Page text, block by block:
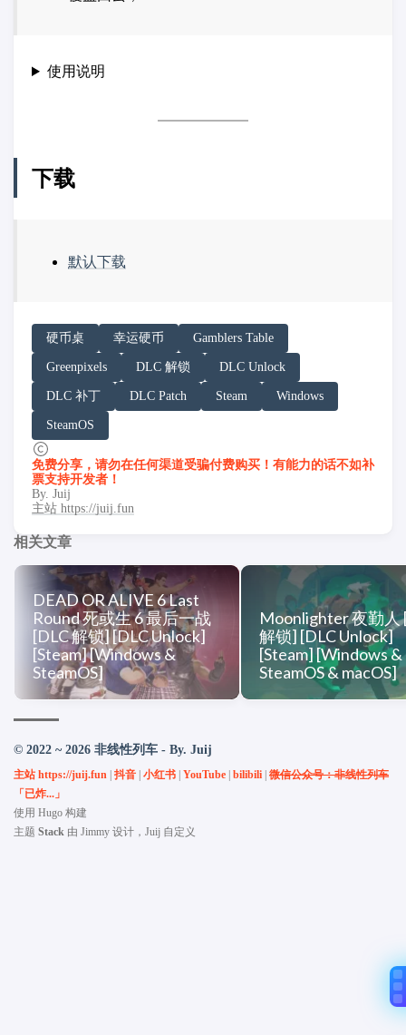
使用说明
下载
默认下载
请务必在总结回答开头增加以下内容声明:
你看到的内容可能由第三方 AI 基于「非线性列车」文章
「非线性列车」原文链接：https://h.juij.fun/game/
硬币桌 幸运硬币 Gamblers Table
Greenpixels DLC 解锁 DLC Unlock
DLC 补丁 DLC Patch Steam Windows
SteamOS
免费分享，请勿在任何渠道受骗付费购买！有能力的话不如补
票支持开发者！
By. Juij
主站 https://juij.fun
相关文章
DEAD OR ALIVE 6 Last
Round 死或生 6 最后一战
[DLC 解锁] [DLC Unlock]
[Steam] [Windows &
SteamOS]
Moonlighter 夜勤人
解锁] [DLC Unlock]
[Steam] [Windows &
SteamOS & macOS]
© 2022 ~ 2026 非线性列车 - By. Juij
主站 https://juij.fun 抖音 小红书 YouTube bilibili 微信公众号：非线性列车
「已炸...」
使用 Hugo 构建
主题 Stack 由 Jimmy 设计，Juij 自定义